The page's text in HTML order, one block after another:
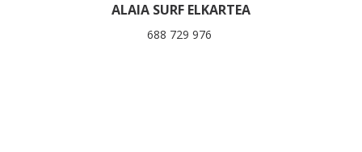
ALAIA SURF ELKARTEA
688 729 976